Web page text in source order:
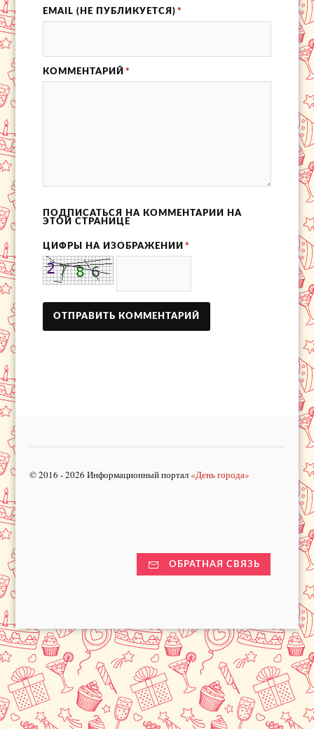
EMAIL (НЕ ПУБЛИКУЕТСЯ) *
КОММЕНТАРИЙ *
ПОДПИСАТЬСЯ НА КОММЕНТАРИИ НА
ЭТОЙ СТРАНИЦЕ
ЦИФРЫ НА ИЗОБРАЖЕНИИ *
© 2016 - 2026 Информационный портал «День города»
ОБРАТНАЯ СВЯЗЬ